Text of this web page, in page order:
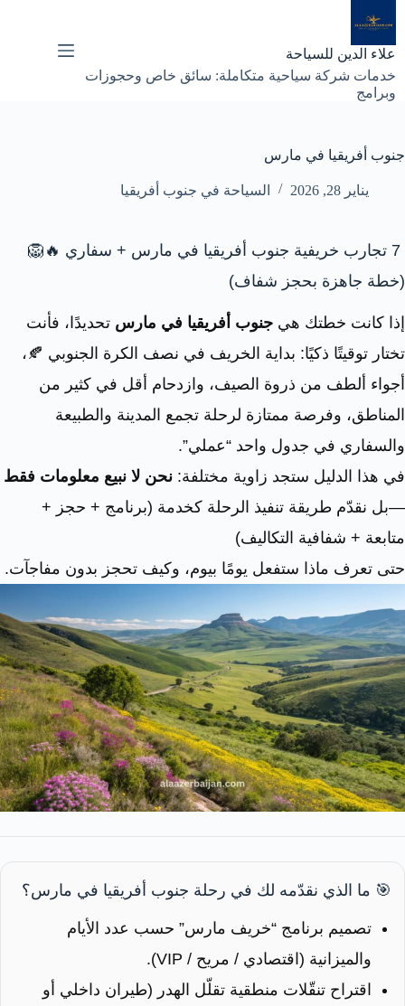
إلى
المحتوى
علاء الدين للسياحة
خدمات شركة سياحية متكاملة: سائق خاص وحجوزات
وبرامج
جنوب أفريقيا في مارس
يناير 28, 2026 السياحة في جنوب أفريقيا
7 تجارب خريفية جنوب أفريقيا في مارس + سفاري 🔥🦁
(خطة جاهزة بحجز شفاف)
إذا كانت خطتك هي جنوب أفريقيا في مارس تحديدًا، فأنت
تختار توقيتًا ذكيًا: بداية الخريف في نصف الكرة الجنوبي 🍂،
أجواء ألطف من ذروة الصيف، وازدحام أقل في كثير من
المناطق، وفرصة ممتازة لرحلة تجمع المدينة والطبيعة
والسفاري في جدول واحد “عملي”.
في هذا الدليل ستجد زاوية مختلفة: نحن لا نبيع معلومات فقط
—بل نقدّم طريقة تنفيذ الرحلة كخدمة (برنامج + حجز +
متابعة + شفافية التكاليف)
حتى تعرف ماذا ستفعل يومًا بيوم، وكيف تحجز بدون مفاجآت.
🎯 ما الذي نقدّمه لك في رحلة جنوب أفريقيا في مارس؟
تصميم برنامج “خريف مارس” حسب عدد الأيام
والميزانية (اقتصادي / مريح / VIP).
اقتراح تنقّلات منطقية تقلّل الهدر (طيران داخلي أو